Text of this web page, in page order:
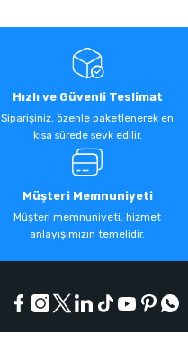
Hızlı ve Güvenli Teslimat
Siparişiniz, özenle paketlenerek en
kısa sürede sevk edilir.
Müşteri Memnuniyeti
Müşteri memnuniyeti, hizmet
anlayışımızın temelidir.